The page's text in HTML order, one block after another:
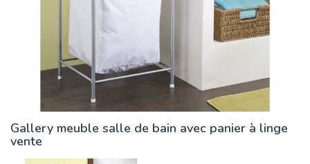
Gallery meuble salle de bain avec panier à linge
vente